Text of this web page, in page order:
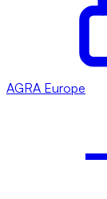
AGRA Europe